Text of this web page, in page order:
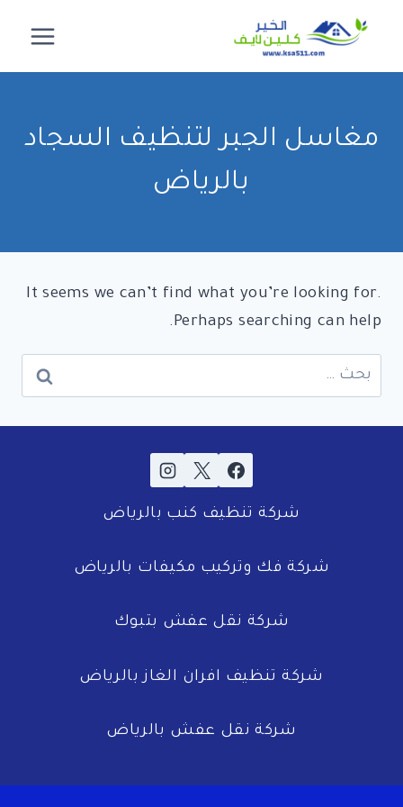
المحتوى
مغاسل الجبر لتنظيف السجاد
بالرياض
It seems we can’t find what you’re looking for.
Perhaps searching can help.
البحث
عن:
شركة تنظيف كنب بالرياض
شركة فك وتركيب مكيفات بالرياض
شركة نقل عفش بتبوك
شركة تنظيف افران الغاز بالرياض
شركة نقل عفش بالرياض